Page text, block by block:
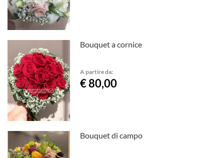
Bouquet a cornice
A partire da:
€ 80,00
Bouquet di campo